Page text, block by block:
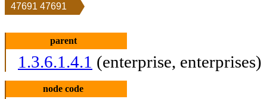
47691 47691
parent
1.3.6.1.4.1 (enterprise, enterprises)
node code